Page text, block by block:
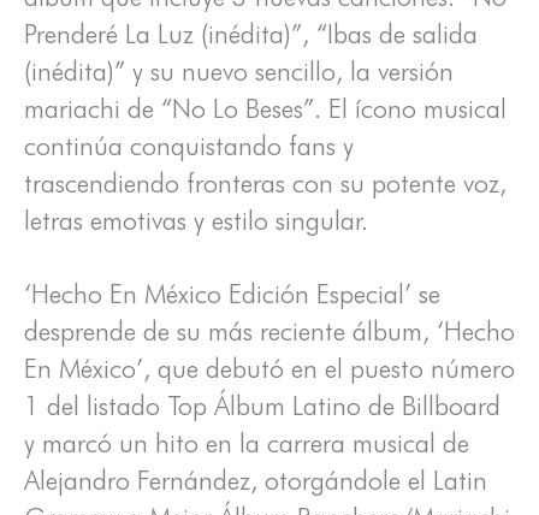
Prenderé La Luz (inédita)”, “Ibas de salida
(inédita)” y su nuevo sencillo, la versión
mariachi de “No Lo Beses”. El ícono musical
continúa conquistando fans y
trascendiendo fronteras con su potente voz,
letras emotivas y estilo singular.
‘Hecho En México Edición Especial’ se
desprende de su más reciente álbum, ‘Hecho
En México’, que debutó en el puesto número
1 del listado Top Álbum Latino de Billboard
y marcó un hito en la carrera musical de
Alejandro Fernández, otorgándole el Latin